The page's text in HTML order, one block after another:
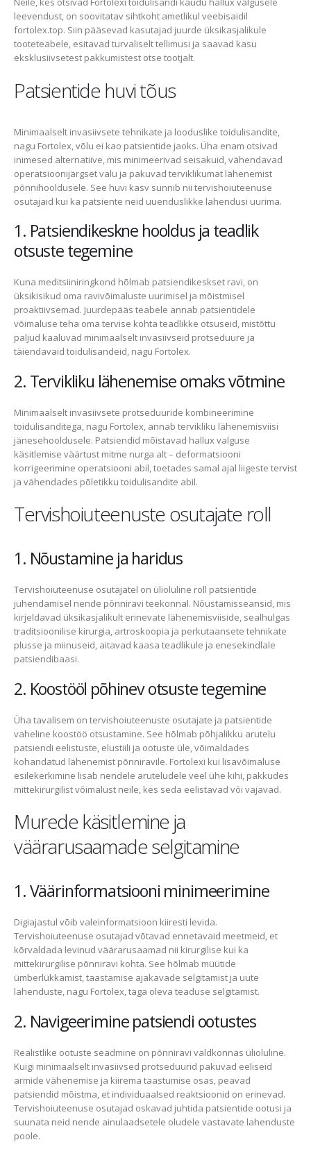
leevendust, on soovitatav sihtkoht ametlikul veebisaidil
fortolex.top. Siin pääsevad kasutajad juurde üksikasjalikule
tooteteabele, esitavad turvaliselt tellimusi ja saavad kasu
eksklusiivsetest pakkumistest otse tootjalt.
Patsientide huvi tõus
Minimaalselt invasiivsete tehnikate ja looduslike toidulisandite,
nagu Fortolex, võlu ei kao patsientide jaoks. Üha enam otsivad
inimesed alternatiive, mis minimeerivad seisakuid, vähendavad
operatsioonijärgset valu ja pakuvad terviklikumat lähenemist
põnnihooldusele. See huvi kasv sunnib nii tervishoiuteenuse
osutajaid kui ka patsiente neid uuenduslikke lahendusi uurima.
1. Patsiendikeskne hooldus ja teadlik
otsuste tegemine
Kuna meditsiiniringkond hõlmab patsiendikeskset ravi, on
üksikisikud oma ravivõimaluste uurimisel ja mõistmisel
proaktiivsemad. Juurdepääs teabele annab patsientidele
võimaluse teha oma tervise kohta teadlikke otsuseid, mistõttu
paljud kaaluvad minimaalselt invasiivseid protseduure ja
täiendavaid toidulisandeid, nagu Fortolex.
2. Tervikliku lähenemise omaks võtmine
Minimaalselt invasiivsete protseduuride kombineerimine
toidulisanditega, nagu Fortolex, annab tervikliku lähenemisviisi
jänesehooldusele. Patsiendid mõistavad hallux valguse
käsitlemise väärtust mitme nurga alt – deformatsiooni
korrigeerimine operatsiooni abil, toetades samal ajal liigeste tervist
ja vähendades põletikku toidulisandite abil.
Tervishoiuteenuste osutajate roll
1. Nõustamine ja haridus
Tervishoiuteenuse osutajatel on ülioluline roll patsientide
juhendamisel nende põnniravi teekonnal. Nõustamisseansid, mis
kirjeldavad üksikasjalikult erinevate lähenemisviiside, sealhulgas
traditsioonilise kirurgia, artroskoopia ja perkutaansete tehnikate
plusse ja miinuseid, aitavad kaasa teadlikule ja enesekindlale
patsiendibaasi.
2. Koostööl põhinev otsuste tegemine
Üha tavalisem on tervishoiuteenuste osutajate ja patsientide
vaheline koostöö otsustamine. See hõlmab põhjalikku arutelu
patsiendi eelistuste, elustiili ja ootuste üle, võimaldades
kohandatud lähenemist põnniravile. Fortolexi kui lisavõimaluse
esilekerkimine lisab nendele aruteludele veel ühe kihi, pakkudes
mittekirurgilist võimalust neile, kes seda eelistavad või vajavad.
Murede käsitlemine ja
väärarusaamade selgitamine
1. Väärinformatsiooni minimeerimine
Digiajastul võib valeinformatsioon kiiresti levida.
Tervishoiuteenuse osutajad võtavad ennetavaid meetmeid, et
kõrvaldada levinud väärarusaamad nii kirurgilise kui ka
mittekirurgilise põnniravi kohta. See hõlmab müütide
ümberlükkamist, taastamise ajakavade selgitamist ja uute
lahenduste, nagu Fortolex, taga oleva teaduse selgitamist.
2. Navigeerimine patsiendi ootustes
Realistlike ootuste seadmine on põnniravi valdkonnas ülioluline.
Kuigi minimaalselt invasiivsed protseduurid pakuvad eeliseid
armide vähenemise ja kiirema taastumise osas, peavad
patsiendid mõistma, et individuaalsed reaktsioonid on erinevad.
Tervishoiuteenuse osutajad oskavad juhtida patsientide ootusi ja
suunata neid nende ainulaadsetele oludele vastavate lahenduste
poole.